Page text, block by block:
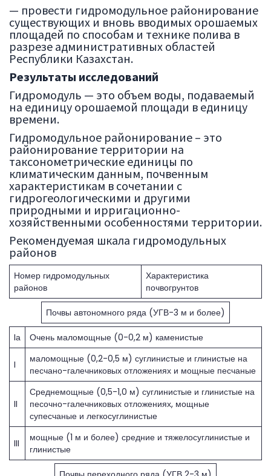
— провести гидромодульное районирование
существующих и вновь вводимых орошаемых
площадей по способам и технике полива в
разрезе административных областей
Республики Казахстан.
Результаты исследований
Гидромодуль — это объем воды, подаваемый
на единицу орошаемой площади в единицу
времени.
Гидромодульное районирование – это
районирование территории на
таксонометрические единицы по
климатическим данным, почвенным
характеристикам в сочетании с
гидрогеологическими и другими
природными и ирригационно-
хозяйственными особенностями территории.
Рекомендуемая шкала гидромодульных
районов
Номер гидромодульных
районов
Характеристика
почвогрунтов
Почвы автономного ряда (УГВ-3 м и более)
Iа Очень маломощные (0-0,2 м) каменистые
I
маломощные (0,2-0,5 м) суглинистые и глинистые на
песчано-галечниковых отложениях и мощные песчаные
II
Среднемощные (0,5-1,0 м) суглинистые и глинистые на
песочно-галечниковых отложениях, мощные
супесчаные и легкосуглинистые
III
мощные (1 м и более) средние и тяжелосуглинистые и
глинистые